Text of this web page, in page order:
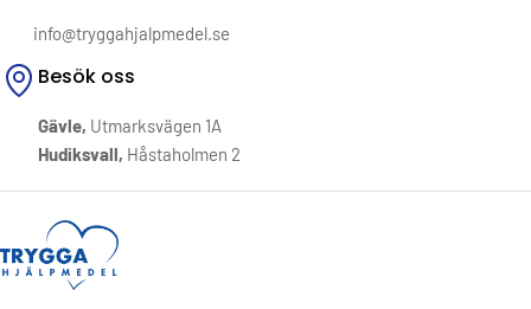
info@tryggahjalpmedel.se
Besök oss
Gävle, Utmarksvägen 1A
Hudiksvall, Håstaholmen 2